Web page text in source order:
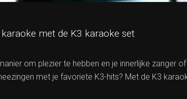
met de K3 karaoke set
om plezier te hebben en je innerlijke zanger
met je favoriete K3-hits? Met de K3